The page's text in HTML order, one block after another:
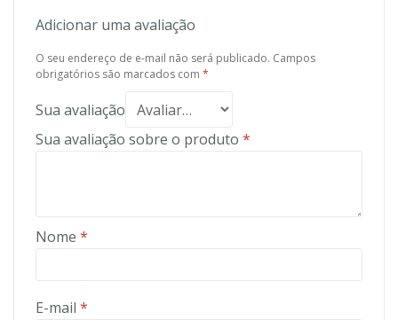
Adicionar uma avaliação
O seu endereço de e-mail não será publicado. Campos
obrigatórios são marcados com *
Sua avaliação
Sua avaliação sobre o produto *
Nome *
E-mail *